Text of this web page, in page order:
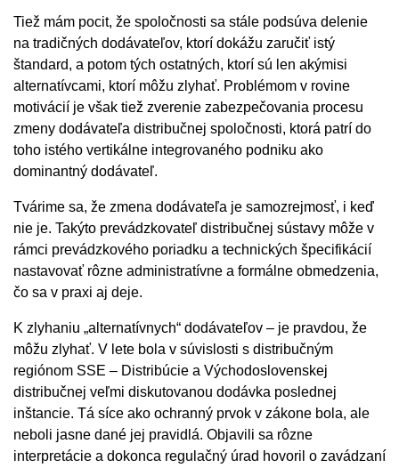
Tiež mám pocit, že spoločnosti sa stále podsúva delenie
na tradičných dodávateľov, ktorí dokážu zaručiť istý
štandard, a potom tých ostatných, ktorí sú len akýmisi
alternatívcami, ktorí môžu zlyhať. Problémom v rovine
motivácií je však tiež zverenie zabezpečovania procesu
zmeny dodávateľa distribučnej spoločnosti, ktorá patrí do
toho istého vertikálne integrovaného podniku ako
dominantný dodávateľ.
Tvárime sa, že zmena dodávateľa je samozrejmosť, i keď
nie je. Takýto prevádzkovateľ distribučnej sústavy môže v
rámci prevádzkového poriadku a technických špecifikácií
nastavovať rôzne administratívne a formálne obmedzenia,
čo sa v praxi aj deje.
K zlyhaniu „alternatívnych“ dodávateľov – je pravdou, že
môžu zlyhať. V lete bola v súvislosti s distribučným
regiónom SSE – Distribúcie a Východoslovenskej
distribučnej veľmi diskutovanou dodávka poslednej
inštancie. Tá síce ako ochranný prvok v zákone bola, ale
neboli jasne dané jej pravidlá. Objavili sa rôzne
interpretácie a dokonca regulačný úrad hovoril o zavádzaní